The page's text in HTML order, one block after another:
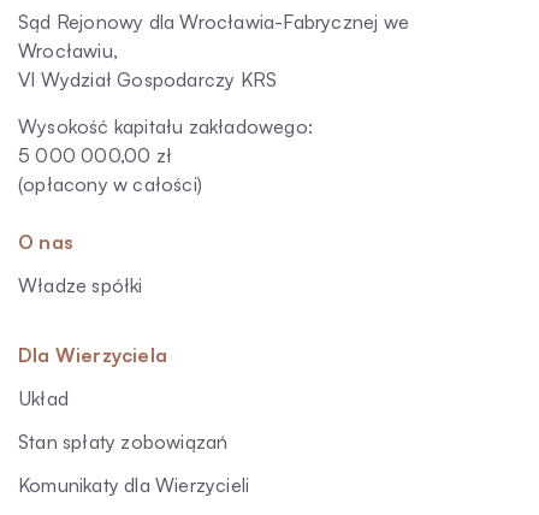
Sąd Rejonowy dla Wrocławia-Fabrycznej we
Wrocławiu,
VI Wydział Gospodarczy KRS
Wysokość kapitału zakładowego:
5 000 000,00 zł
(opłacony w całości)
O nas
Władze spółki
Dla Wierzyciela
Układ
Stan spłaty zobowiązań
Komunikaty dla Wierzycieli